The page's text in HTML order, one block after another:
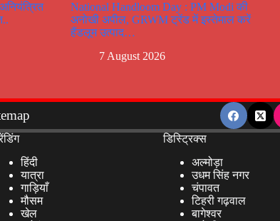
National Handloom Day : PM Modi की
अनोखी अपील, GRWM ट्रेंड में इस्तेमाल करें
हैंडलूम उत्पाद…
7 August 2026
हिंदी
यात्रा
गाड़ियाँ
मौसम
खेल
डिस्ट्रिक्स
अल्मोड़ा
उधम सिंह नगर
चंपावत
टिहरी गढ़वाल
बागेश्वर